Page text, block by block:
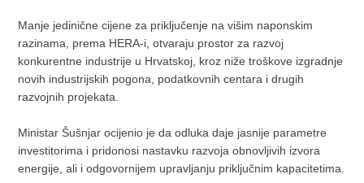
Manje jedinične cijene za priključenje na višim naponskim
razinama, prema HERA-i, otvaraju prostor za razvoj
konkurentne industrije u Hrvatskoj, kroz niže troškove izgradnje
novih industrijskih pogona, podatkovnih centara i drugih
razvojnih projekata.
Ministar Šušnjar ocijenio je da odluka daje jasnije parametre
investitorima i pridonosi nastavku razvoja obnovljivih izvora
energije, ali i odgovornijem upravljanju priključnim kapacitetima.